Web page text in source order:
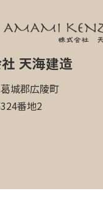
天海建造
城郡広陵町
番地2